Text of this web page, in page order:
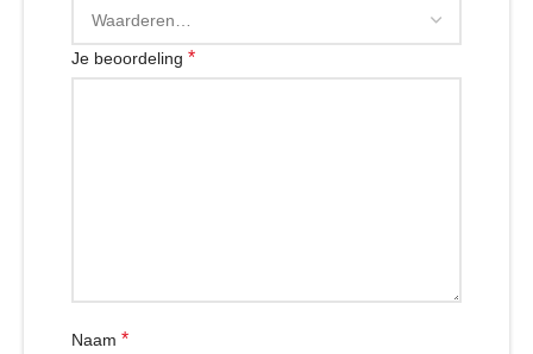
Je beoordeling *
Naam *